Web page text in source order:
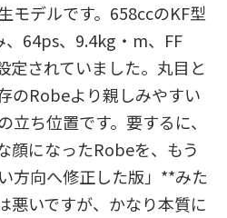
モデルです。658ccのKF型
64ps、9.4kg・m、FF
定されていました。丸目と
のRobeより親しみやすい
ち位置です。要するに、
顔になったRobeを、もう
方向へ修正した版」**みた
悪いですが、かなり本質に